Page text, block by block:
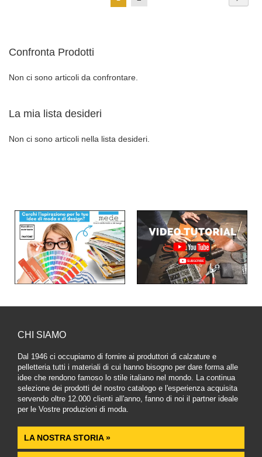
Confronta Prodotti
Non ci sono articoli da confrontare.
La mia lista desideri
Non ci sono articoli nella lista desideri.
CHI SIAMO
Dal 1946 ci occupiamo di fornire ai produttori di calzature e
pelletteria tutti i materiali di cui hanno bisogno per dare forma alle
idee che rendono famoso lo stile italiano nel mondo. La continua
selezione dei prodotti del nostro catalogo e l'esperienza acquisita
servendo oltre 12.000 clienti all'anno, fanno di noi il partner ideale
per le Vostre produzioni di moda.
LA NOSTRA STORIA »